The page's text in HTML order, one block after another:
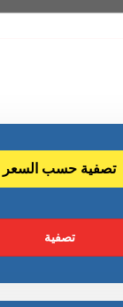
تصفية حسب السعر
تصفية